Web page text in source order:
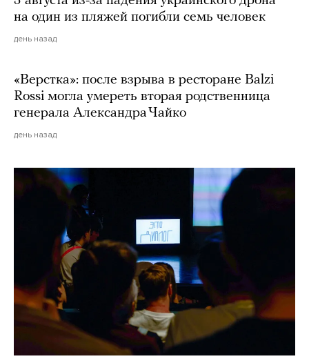
на один из пляжей погибли семь человек
день назад
«Верстка»: после взрыва в ресторане Balzi
Rossi могла умереть вторая родственница
генерала Александра Чайко
день назад